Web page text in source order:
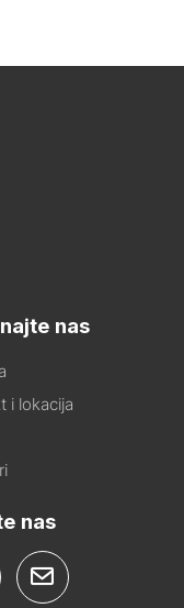
nas
i lokacija
nas